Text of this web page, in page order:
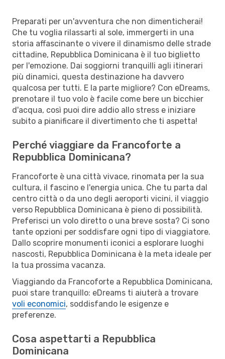
Preparati per un'avventura che non dimenticherai!
Che tu voglia rilassarti al sole, immergerti in una
storia affascinante o vivere il dinamismo delle strade
cittadine, Repubblica Dominicana è il tuo biglietto
per l'emozione. Dai soggiorni tranquilli agli itinerari
più dinamici, questa destinazione ha davvero
qualcosa per tutti. E la parte migliore? Con eDreams,
prenotare il tuo volo è facile come bere un bicchier
d'acqua, così puoi dire addio allo stress e iniziare
subito a pianificare il divertimento che ti aspetta!
Perché viaggiare da Francoforte a
Repubblica Dominicana?
Francoforte è una città vivace, rinomata per la sua
cultura, il fascino e l'energia unica. Che tu parta dal
centro città o da uno degli aeroporti vicini, il viaggio
verso Repubblica Dominicana è pieno di possibilità.
Preferisci un volo diretto o una breve sosta? Ci sono
tante opzioni per soddisfare ogni tipo di viaggiatore.
Dallo scoprire monumenti iconici a esplorare luoghi
nascosti, Repubblica Dominicana è la meta ideale per
la tua prossima vacanza.
Viaggiando da Francoforte a Repubblica Dominicana,
puoi stare tranquillo: eDreams ti aiuterà a trovare
voli economici, soddisfando le esigenze e
preferenze.
Cosa aspettarti a Repubblica
Dominicana